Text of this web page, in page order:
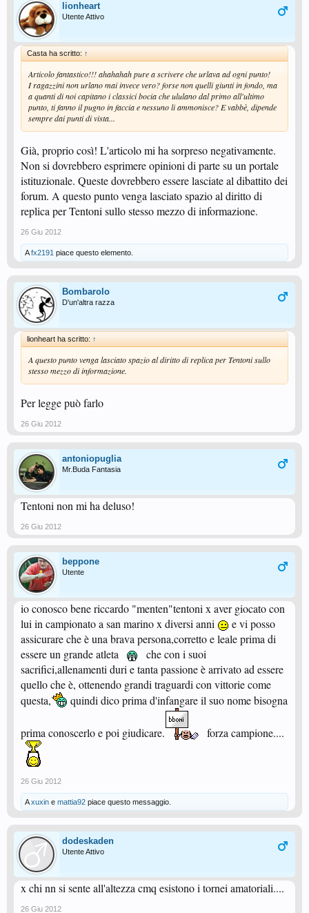
lionheart
Utente Attivo
Casta ha scritto: ↑
Articolo fantastico!!! ahahahah pure a scrivere che urlava ad ogni punto!
I ragazzini non urlano mai invece vero? forse non quelli giunti in fondo, ma
a quanti di noi capitano i classici bocia che ululano dal primo all'ultimo
punto, ti fanno il pugno in faccia e nessuno li ammonisce? E vabbè, dipende
sempre dai punti di vista...
Già, proprio così! L'articolo mi ha sorpreso negativamente.
Non si dovrebbero esprimere opinioni di parte su un portale
istituzionale. Queste dovrebbero essere lasciate al dibattito dei
forum. A questo punto venga lasciato spazio al diritto di
replica per Tentoni sullo stesso mezzo di informazione.
26 Giu 2012
Afx2191 piace questo elemento.
Bombarolo
D'un'altra razza
lionheart ha scritto: ↑
A questo punto venga lasciato spazio al diritto di replica per Tentoni sullo
stesso mezzo di informazione.
Per legge può farlo
26 Giu 2012
antoniopuglia
Mr.Buda Fantasia
Tentoni non mi ha deluso!
26 Giu 2012
beppone
Utente
io conosco bene riccardo "menten"tentoni x aver giocato con
lui in campionato a san marino x diversi anni
e vi posso
assicurare che è una brava persona,corretto e leale prima di
essere un grande atleta
che con i suoi
sacrifici,allenamenti duri e tanta passione è arrivato ad essere
quello che è, ottenendo grandi traguardi con vittorie come
questa,
quindi dico prima d'infangare il suo nome bisogna
prima conoscerlo e poi giudicare. forza campione....
26 Giu 2012
Axuxin e mattia92 piace questo messaggio.
dodeskaden
Utente Attivo
x chi nn si sente all'altezza cmq esistono i tornei amatoriali....
26 Giu 2012